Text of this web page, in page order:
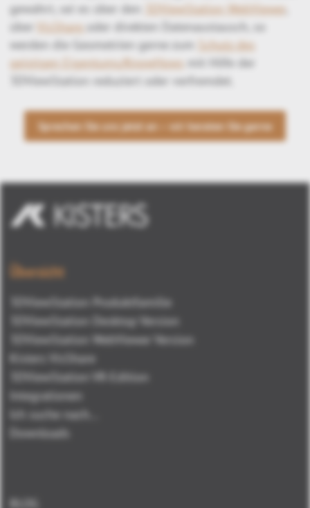
gewährt, sei es über den
3DViewStation WebViewer
über
VisShare oder direkten Datenaustausch, so
werden die Geometrien gerne zum
Schutz des
geistigen Eigentums/KnowHows mit Hilfe der
3DViewStation reduziert oder verfremdet.
Sprechen Sie uns jetzt an – wir beraten Sie gerne
Übersicht
3DViewStation Produktfamilie
3DViewStation Desktop Version
3DViewStation WebViewer Version
Kisters VisShare
3DViewStation VR-Edition
Integrationen
Ich suche nach...
Downloads
BLOG